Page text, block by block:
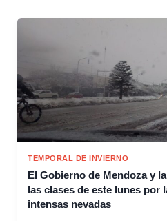
TEMPORAL DE INVIERNO
El Gobierno de Mendoza y
las clases de este lunes por
intensas nevadas